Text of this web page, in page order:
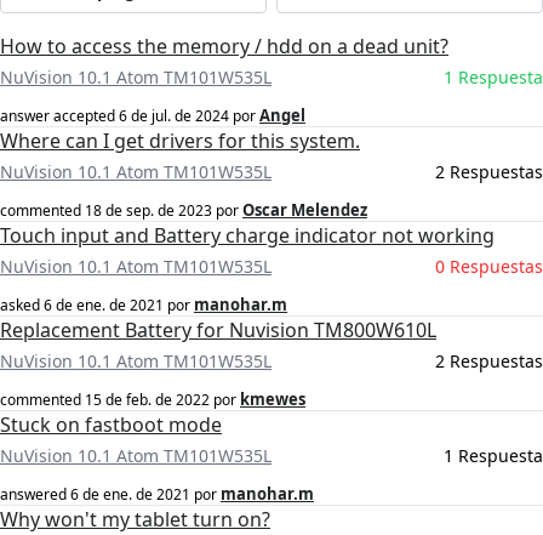
How to access the memory / hdd on a dead unit?
NuVision 10.1 Atom TM101W535L 1 Respuesta
answer accepted6 de jul. de 2024 porAngel
Where can I get drivers for this system.
NuVision 10.1 Atom TM101W535L 2 Respuestas
commented 18 de sep. de 2023 porOscar Melendez
Touch input and Battery charge indicator not working
NuVision 10.1 Atom TM101W535L 0 Respuestas
asked6 de ene. de 2021 por manohar.m
Replacement Battery for Nuvision TM800W610L
NuVision 10.1 Atom TM101W535L 2 Respuestas
commented 15 de feb. de 2022 por kmewes
Stuck on fastboot mode
NuVision 10.1 Atom TM101W535L 1 Respuesta
answered6 de ene. de 2021 por manohar.m
Why won't my tablet turn on?